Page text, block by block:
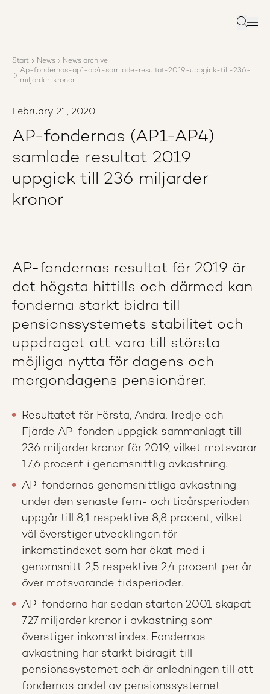
Reports
News
Search
Start News
News archive
Ap-fondernas-ap1-ap4-samlade-resultat-2019-uppgick-till-236-
miljarder-kronor
February 21, 2020
AP-fondernas (AP1-AP4)
samlade resultat 2019
uppgick till 236 miljarder
kronor
AP-fondernas resultat för 2019 är
det högsta hittills och därmed kan
fonderna starkt bidra till
pensionssystemets stabilitet och
uppdraget att vara till största
möjliga nytta för dagens och
morgondagens pensionärer.
Resultatet för Första, Andra, Tredje och
Fjärde AP-fonden uppgick sammanlagt till
236 miljarder kronor för 2019, vilket motsvarar
17,6 procent i genomsnittlig avkastning.
AP-fondernas genomsnittliga avkastning
under den senaste fem- och tioårsperioden
uppgår till 8,1 respektive 8,8 procent, vilket
väl överstiger utvecklingen för
inkomstindexet som har ökat med i
genomsnitt 2,5 respektive 2,4 procent per år
över motsvarande tidsperioder.
AP-fonderna har sedan starten 2001 skapat
727 miljarder kronor i avkastning som
överstiger inkomstindex. Fondernas
avkastning har starkt bidragit till
pensionssystemet och är anledningen till att
fondernas andel av pensionssystemet